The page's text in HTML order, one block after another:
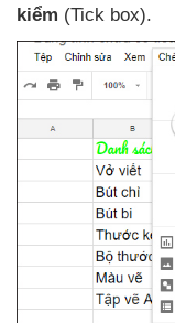
kiểm (Tick box).